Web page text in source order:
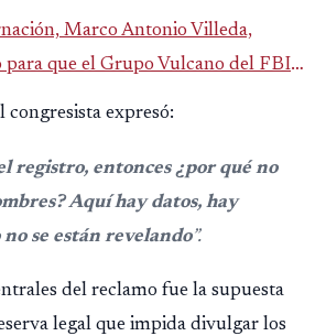
Marco Antonio Villeda,
que el Grupo Vulcano del FBI
partir de julio, tras un intento
congresista expresó:
registro, entonces ¿por qué no
Aquí hay datos, hay
se están revelando”.
del reclamo fue la supuesta
legal que impida divulgar los